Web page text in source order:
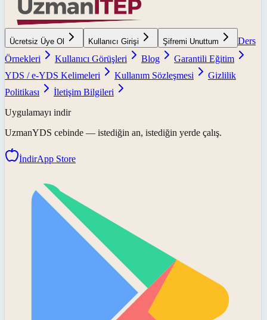
Ücretsiz Üye Ol Kullanıcı Girişi Şifremi Unuttum
Ders
Örnekleri
Kullanıcı Görüşleri Blog
Garantili Eğitim
YDS / e-YDS Kelimeleri
Kullanım Sözleşmesi
Gizlilik
Politikası
İletişim Bilgileri
Uygulamayı indir
UzmanYDS cebinde — istediğin an, istediğin yerde çalış.
İndirApp Store